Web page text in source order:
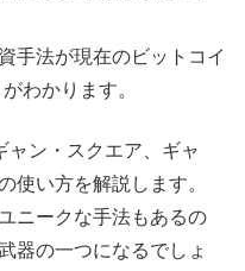
手法が現在のビットコイ
わかります。
ャン・スクエア、ギャ
使い方を解説します。
ニークな手法もあるの
器の一つになるでしょ